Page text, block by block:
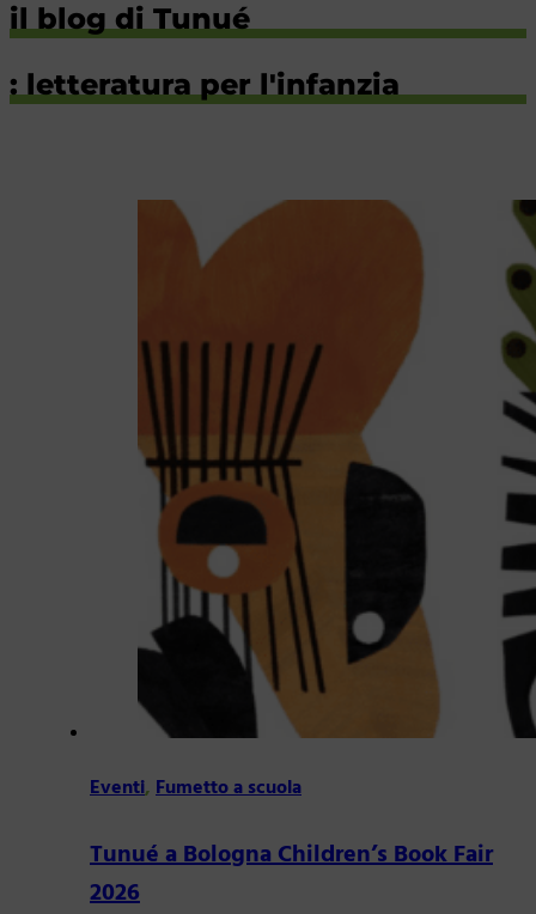
il blog di Tunué
: letteratura per l'infanzia
Eventi,Fumetto a scuola
Tunué a Bologna Children’s Book Fair
2026